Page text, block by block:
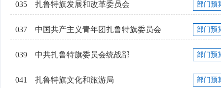
035 扎鲁特旗发展和改革委员会 部门预
037 中国共产主义青年团扎鲁特旗委员会 部门预
039 中共扎鲁特旗委员会统战部 部门预
041 扎鲁特旗文化和旅游局 部门预